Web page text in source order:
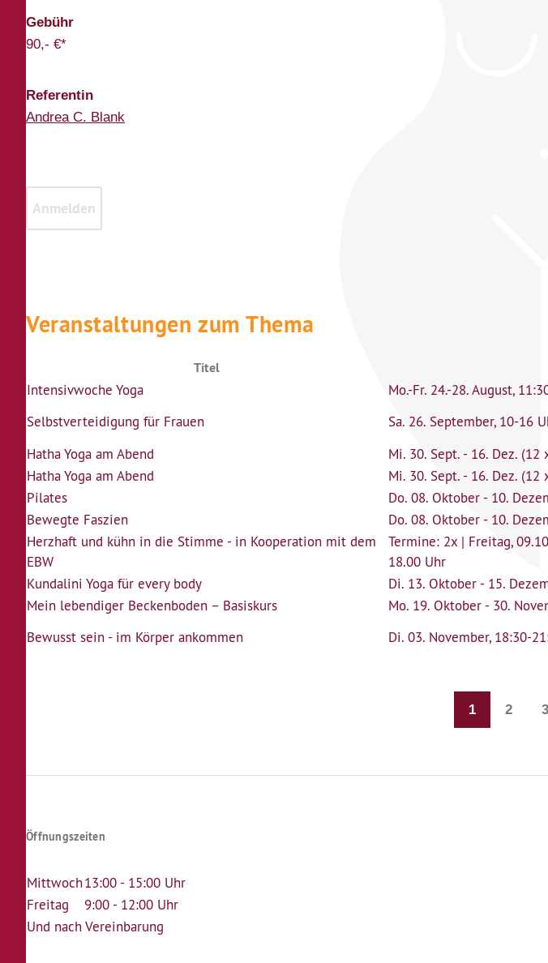
Gebühr
90,- €*
Referentin
Andrea C. Blank
Veranstaltungen zum Thema
Titel
Intensivwoche Yoga Mo.-Fr. 24.-28. August,
Selbstverteidigung für Frauen
Sa. 26. September, 10-16
Hatha Yoga am Abend
Mi. 30. Sept. - 16. Dez. (12
Hatha Yoga am Abend
Mi. 30. Sept. - 16. Dez. (12
Pilates
Do. 08. Oktober - 10.
Bewegte Faszien
Do. 08. Oktober - 10.
Herzhaft und kühn in die Stimme - in Kooperation mit dem
EBW
Termine: 2x | Freitag,
18.00 Uhr
Kundalini Yoga für every body
Di. 13. Oktober - 15.
Mein lebendiger Beckenboden – Basiskurs
Mo. 19. Oktober - 30.
Bewusst sein - im Körper ankommen
Di. 03. November, 18:30-
1 2 3
Öffnungszeiten
Mittwoch13:00 - 15:00 Uhr
Freitag
9:00 - 12:00 Uhr
Und nach Vereinbarung